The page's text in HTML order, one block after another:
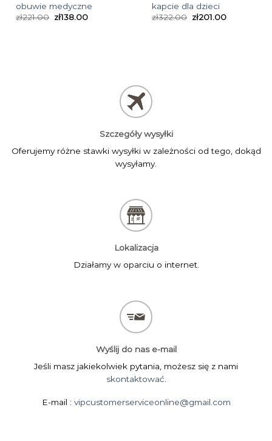
obuwie medyczne
zł221.00 zł138.00
kapcie dla dzieci
zł322.00 zł201.00
Szczegóły wysyłki
Oferujemy różne stawki wysyłki w zależności od tego, dokąd
wysyłamy.
Lokalizacja
Działamy w oparciu o internet.
Wyślij do nas e-mail
Jeśli masz jakiekolwiek pytania, możesz się z nami
skontaktować
E-mail : vipcustomerserviceonline@gmail.com